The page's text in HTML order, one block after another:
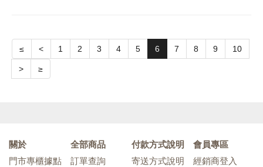
≤ < 1 2 3 4 5 6 7 8 9 10
> ≥
關於
門市專櫃據點
全部商品
訂單查詢
付款方式說明
寄送方式說明
會員專區
經銷商登入